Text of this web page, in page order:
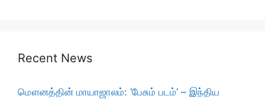
Recent News
மௌனத்தின் மாயாஜாலம்: ‘பேசும் படம்’ – இந்திய